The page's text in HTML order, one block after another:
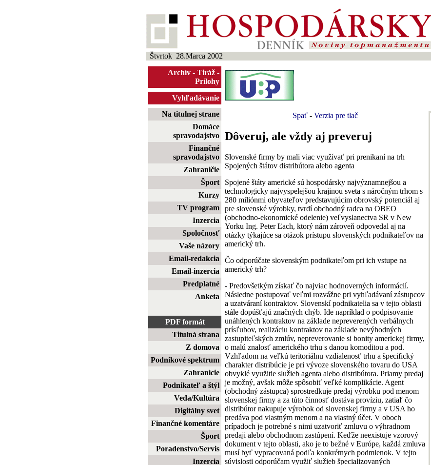
Štvrtok 28.Marca 2002
Archív - Tiráž -
Prílohy
Vyhľadávanie
Na titulnej strane
Domáce
spravodajstvo
Finančné
spravodajstvo
Zahraničie
Šport
Kurzy
TV program
Inzercia
Spoločnosť
Vaše názory
Email-redakcia
Email-inzercia
Predplatné
Anketa
PDF formát
Titulná strana
Z domova
Podnikové spektrum
Zahranicie
Podnikateľ a štýl
Veda/Kultúra
Digitálny svet
Finančné komentáre
Šport
Poradenstvo/Servis
Inzercia
Spať- Verzia pre tlač
Dôveruj, ale vždy aj preveruj
Slovenské firmy by mali viac využívať pri prenikaní na trh
Spojených štátov distribútora alebo agenta
Spojené štáty americké sú hospodársky najvýznamnejšou a
technologicky najvyspelejšou krajinou sveta s náročným trhom s
280 miliónmi obyvateľov predstavujúcim obrovský potenciál aj
pre slovenské výrobky, tvrdí obchodný radca na OBEO
(obchodno-ekonomické odelenie) veľvyslanectva SR v New
Yorku Ing. Peter Ľach, ktorý nám zároveň odpovedal aj na
otázky týkajúce sa otázok prístupu slovenských podnikateľov na
americký trh.
Čo odporúčate slovenským podnikateľom pri ich vstupe na
americký trh?
- Predovšetkým získať čo najviac hodnoverných informácií.
Následne postupovať veľmi rozvážne pri vyhľadávaní zástupcov
a uzatváraní kontraktov. Slovenskí podnikatelia sa v tejto oblasti
stále dopúšťajú značných chýb. Ide napríklad o podpisovanie
unáhlených kontraktov na základe nepreverených verbálnych
prísľubov, realizáciu kontraktov na základe nevýhodných
zastupiteľských zmlúv, nepreverovanie si bonity americkej firmy,
o malú znalosť amerického trhu s danou komoditou a pod.
Vzhľadom na veľkú teritoriálnu vzdialenosť trhu a špecifický
charakter distribúcie je pri vývoze slovenského tovaru do USA
obvyklé využitie služieb agenta alebo distribútora. Priamy predaj
je možný, avšak môže spôsobiť veľké komplikácie. Agent
(obchodný zástupca) sprostredkuje predaj výrobku pod menom
slovenskej firmy a za túto činnosť dostáva províziu, zatiaľ čo
distribútor nakupuje výrobok od slovenskej firmy a v USA ho
predáva pod vlastným menom a na vlastný účet. V oboch
prípadoch je potrebné s nimi uzatvoriť zmluvu o výhradnom
predaji alebo obchodnom zastúpení. Keďže neexistuje vzorový
dokument v tejto oblasti, ako je to bežné v Európe, každá zmluva
musí byť vypracovaná podľa konkrétnych podmienok. V tejto
súvislosti odporúčam využiť služieb špecializovaných